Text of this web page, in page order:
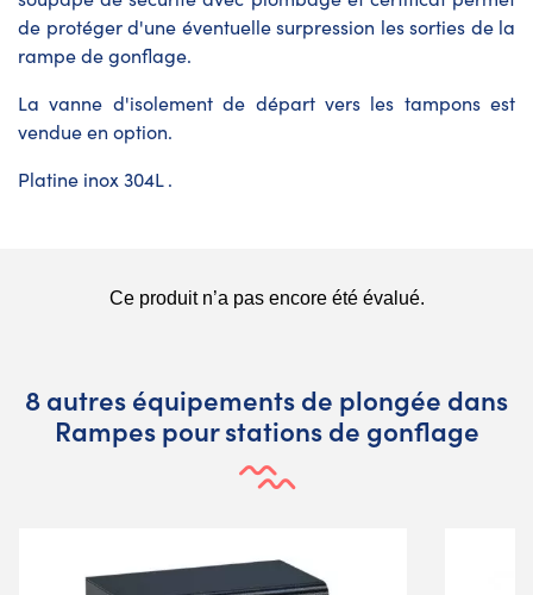
de protéger d'une éventuelle surpression les sorties de la
rampe de gonflage.
La vanne d'isolement de départ vers les tampons est
vendue en option.
Platine inox 304L .
8 autres équipements de plongée dans
Rampes pour stations de gonflage